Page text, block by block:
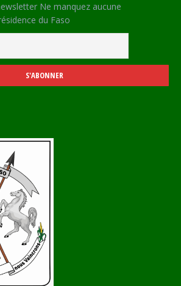
Ne manquez aucune
du Faso